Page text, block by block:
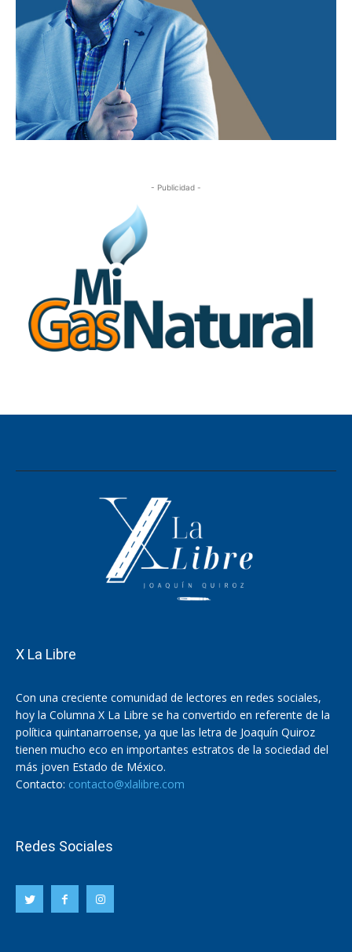
X La Libre
Con una creciente comunidad de lectores en redes sociales,
hoy la Columna X La Libre se ha convertido en referente de la
política quintanarroense, ya que las letra de Joaquín Quiroz
tienen mucho eco en importantes estratos de la sociedad del
más joven Estado de México.
Contacto: contacto@xlalibre.com
Redes Sociales